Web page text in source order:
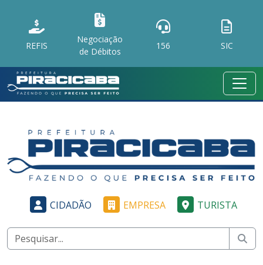
REFIS
Negociação
de Débitos
156 SIC
CIDADÃO EMPRESA TURISTA